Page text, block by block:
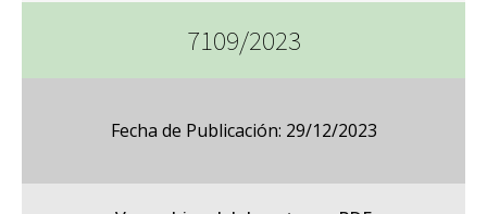
7109/2023
Fecha de Publicación: 29/12/2023